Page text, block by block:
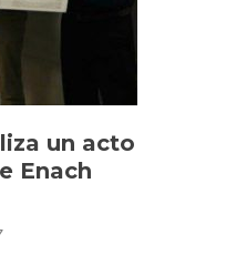
un acto
Enach